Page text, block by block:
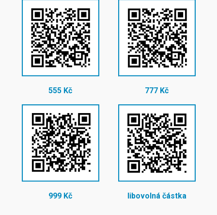
555 Kč 777 Kč
999 Kč libovolná částka